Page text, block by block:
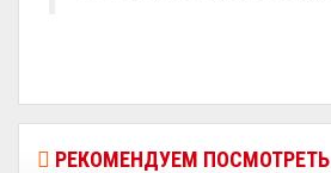
РЕКОМЕНДУЕМ ПОСМОТРЕТЬ